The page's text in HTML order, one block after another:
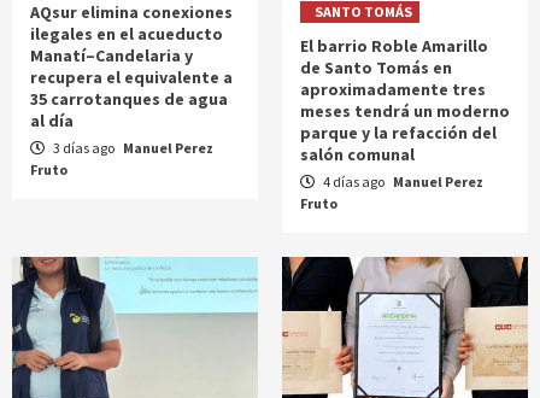
AQsur elimina conexiones
ilegales en el acueducto
Manatí–Candelaria y
recupera el equivalente a
35 carrotanques de agua
al día
3 días ago Manuel Perez
Fruto
SANTO TOMÁS
El barrio Roble Amarillo
de Santo Tomás en
aproximadamente tres
meses tendrá un moderno
parque y la refacción del
salón comunal
4 días ago Manuel Perez
Fruto